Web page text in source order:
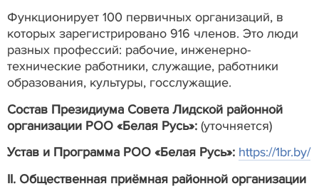
Функционирует 100 первичных организаций, в
которых зарегистрировано 916 членов. Это люди
разных профессий: рабочие, инженерно-
технические работники, служащие, работники
образования, культуры, госслужащие.
Состав Президиума Совета Лидской районной
организации РОО «Белая Русь»: (уточняется)
Устав и Программа РОО «Белая Русь»: https://1br.by/
ІІ. Общественная приёмная районной организации